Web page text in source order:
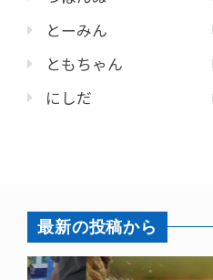
とーみん
ともちゃん
にしだ
最新の投稿から